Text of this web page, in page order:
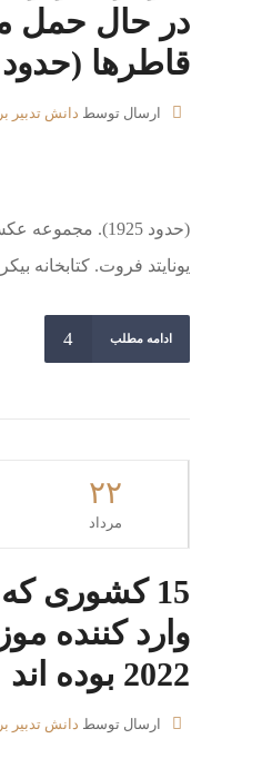
در حال حمل
قاطرها (حدود 1925)
ارسال توسط دانش تدبیر
(حدود 1925).
یونایتد فروت. کتابخانه
ادامه مطلب
۲۲
مرداد
15 کشوری
وارد کننده
2022 بوده اند
ارسال توسط دانش تدبیر